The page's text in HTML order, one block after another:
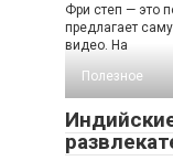
Фри степ — это
предлагает
видео. На
Полезное